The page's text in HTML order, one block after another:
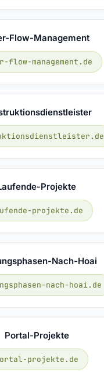
Flow-Management
flow-management.de
Projekte
projekte.de
Nach-Hoai
nach-hoai.de
Portal-Projekte
projekte.de